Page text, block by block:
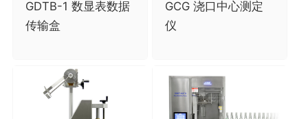
GDTB-1 数显表数据
传输盒
GCG 浇口中心测定
仪